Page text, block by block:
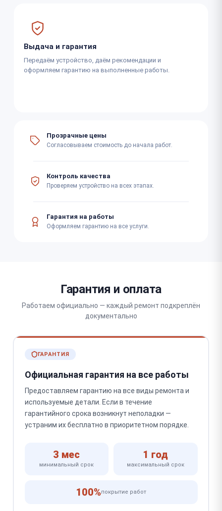
Выдача и гарантия
Передаём устройство, даём рекомендации и
оформляем гарантию на выполненные работы.
Прозрачные цены
Согласовываем стоимость до начала работ.
Контроль качества
Проверяем устройство на всех этапах.
Гарантия на работы
Оформляем гарантию на все услуги.
Гарантия и оплата
Работаем официально — каждый ремонт подкреплён
документально
ГАРАНТИЯ
Официальная гарантия на все работы
Предоставляем гарантию на все виды ремонта и
используемые детали. Если в течение
гарантийного срока возникнут неполадки —
устраним их бесплатно в приоритетном порядке.
3 мес
минимальный срок
1 год
максимальный срок
100%покрытие работ